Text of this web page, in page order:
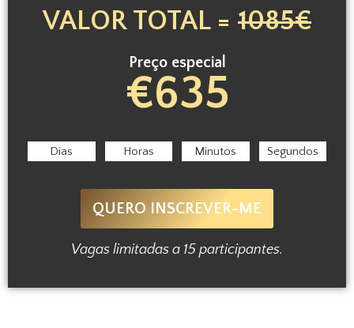
VALOR TOTAL = 1085€
Preço especial
€635
Dias Horas Minutos Segundos
QUERO INSCREVER-ME
Vagas limitadas a 15 participantes.